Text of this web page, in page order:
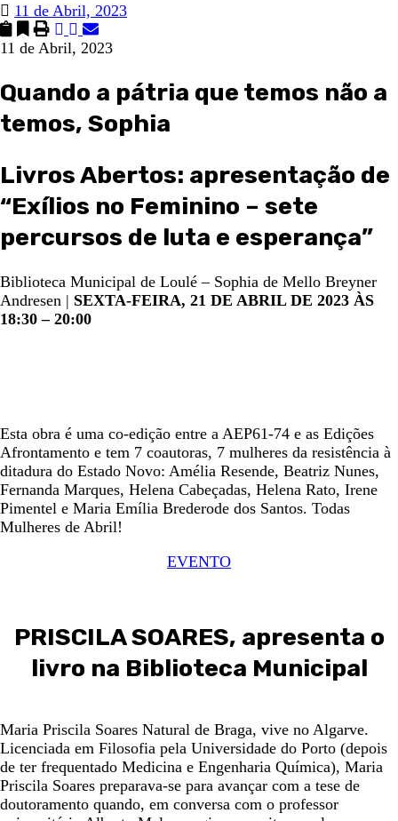
11 de Abril, 2023
11 de Abril, 2023
Quando a pátria que temos não a
temos, Sophia
Livros Abertos: apresentação de
“Exílios no Feminino – sete
percursos de luta e esperança”
Biblioteca Municipal de Loulé – Sophia de Mello Breyner
Andresen | SEXTA-FEIRA, 21 DE ABRIL DE 2023 ÀS
18:30 – 20:00
Esta obra é uma co-edição entre a AEP61-74 e as Edições
Afrontamento e tem 7 coautoras, 7 mulheres da resistência à
ditadura do Estado Novo: Amélia Resende, Beatriz Nunes,
Fernanda Marques, Helena Cabeçadas, Helena Rato, Irene
Pimentel e Maria Emília Brederode dos Santos. Todas
Mulheres de Abril!
EVENTO
PRISCILA SOARES, apresenta o
livro na Biblioteca Municipal
Maria Priscila Soares Natural de Braga, vive no Algarve.
Licenciada em Filosofia pela Universidade do Porto (depois
de ter frequentado Medicina e Engenharia Química), Maria
Priscila Soares preparava-se para avançar com a tese de
doutoramento quando, em conversa com o professor